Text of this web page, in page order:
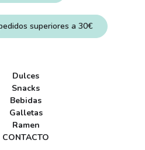
Dulces
Snacks
Bebidas
Galletas
Ramen
CONTACTO
superiores a 30€